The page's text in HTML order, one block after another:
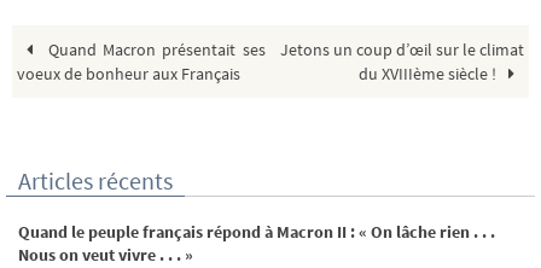
Quand Macron présentait ses
voeux de bonheur aux Français
Jetons un coup d’œil sur le climat
du XVIIIème siècle !
Articles récents
Quand le peuple français répond à Macron II : « On lâche rien . . .
Nous on veut vivre . . . »